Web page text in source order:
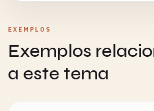
EXEMPLOS
Exemplos
a este tema